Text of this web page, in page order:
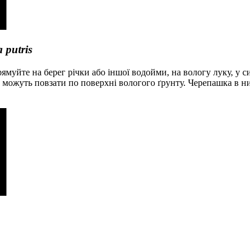
putris
на берег річки або іншої водойми, на вологу луку, у
повзати по поверхні вологого ґрунту. Черепашка в